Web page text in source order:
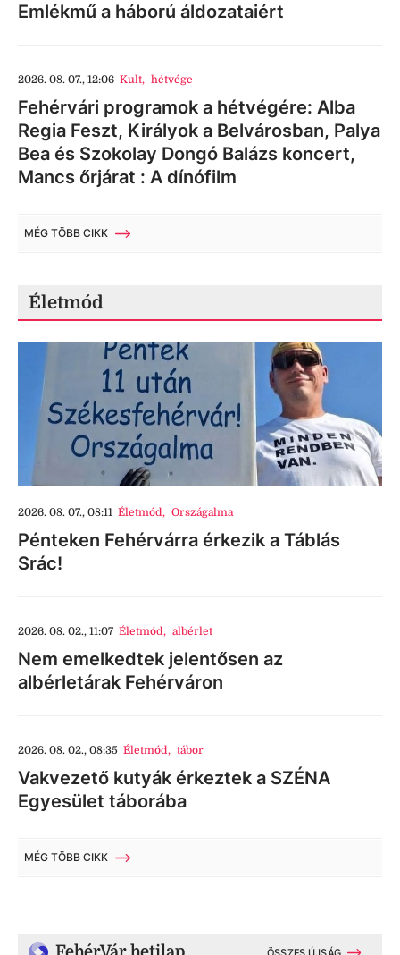
Emlékmű a háború áldozataiért
2026. 08. 07., 12:06 Kult, hétvége
Fehérvári programok a hétvégére: Alba
Regia Feszt, Királyok a Belvárosban, Palya
Bea és Szokolay Dongó Balázs koncert,
Mancs őrjárat : A dínófilm
MÉG TÖBB CIKK
Életmód
2026. 08. 07., 08:11 Életmód, Országalma
Pénteken Fehérvárra érkezik a Táblás
Srác!
2026. 08. 02., 11:07 Életmód, albérlet
Nem emelkedtek jelentősen az
albérletárak Fehérváron
2026. 08. 02., 08:35 Életmód, tábor
Vakvezető kutyák érkeztek a SZÉNA
Egyesület táborába
MÉG TÖBB CIKK